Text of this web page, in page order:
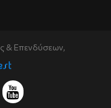
& Επενδύσεων,